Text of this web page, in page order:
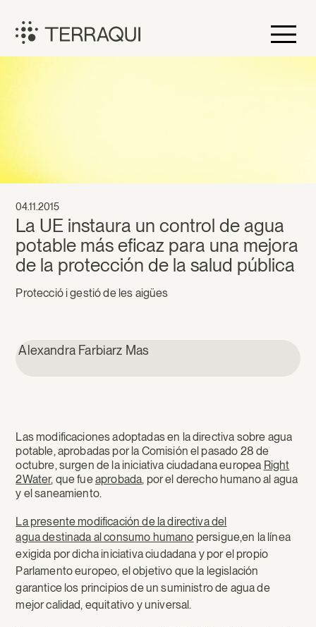
contingut
Terraqui
La UE instaura un control de agua
potable más eficaz para una mejora
de la protección de la salud pública
04.11.2015
Protecció i gestió de les aigües
Las modificaciones adoptadas en la directiva sobre agua
potable, aprobadas por la Comisión el pasado 28 de
octubre, surgen de la iniciativa ciudadana europea Right
2Water, que fueaprobada, por el derecho humano al agua
y el saneamiento.
La presente modificación de la directiva del
agua destinada al consumo humano persigue,en la línea
exigida por dicha iniciativa ciudadana y por el propio
Parlamento europeo, el objetivo que la legislación
garantice los principios de un suministro de agua de
mejor calidad, equitativo y universal.
Alexandra Farbiarz Mas